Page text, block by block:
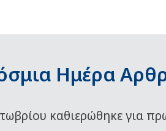
Ημέρα
καθιερώθηκε για